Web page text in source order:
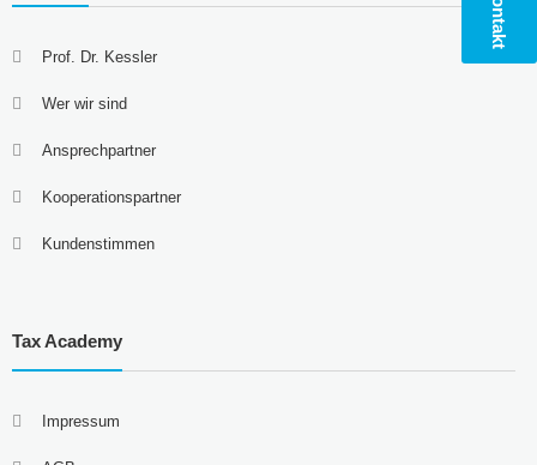
Kontakt
Prof. Dr. Kessler
Wer wir sind
Ansprechpartner
Kooperationspartner
Kundenstimmen
Tax Academy
Impressum